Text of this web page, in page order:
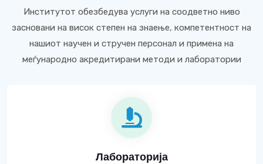
Институтот обезбедува услуги на соодветно ниво
засновани на висок степен на знаење, компетентност на
нашиот научен и стручен персонал и примена на
меѓународно акредитирани методи и лаборатории
Лабораторија